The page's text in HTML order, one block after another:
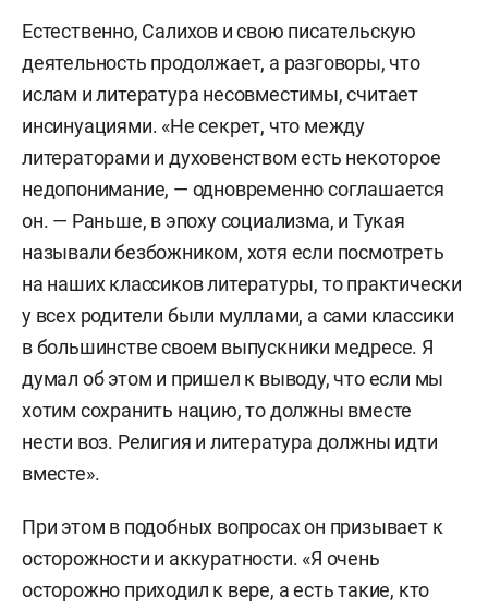
Естественно, Салихов и свою писательскую
деятельность продолжает, а разговоры, что
ислам и литература несовместимы, считает
инсинуациями. «Не секрет, что между
литераторами и духовенством есть некоторое
недопонимание, — одновременно соглашается
он. — Раньше, в эпоху социализма, и Тукая
называли безбожником, хотя если посмотреть
на наших классиков литературы, то практически
у всех родители были муллами, а сами классики
в большинстве своем выпускники медресе. Я
думал об этом и пришел к выводу, что если мы
хотим сохранить нацию, то должны вместе
нести воз. Религия и литература должны идти
вместе».
При этом в подобных вопросах он призывает к
осторожности и аккуратности. «Я очень
осторожно приходил к вере, а есть такие, кто